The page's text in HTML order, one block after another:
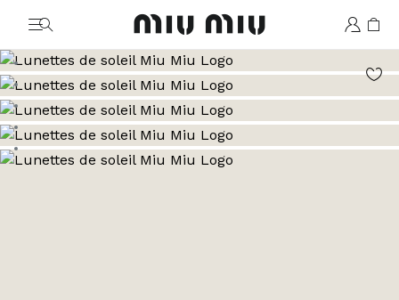
MiuMiu logo
Aller à l’image 1
Aller à l’image 2
Aller à l’image 3
Aller à l’image 4
Aller à l’image 5
Aller à l’image 6